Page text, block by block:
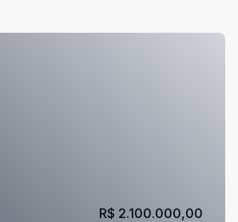
R$ 2.100.000,00